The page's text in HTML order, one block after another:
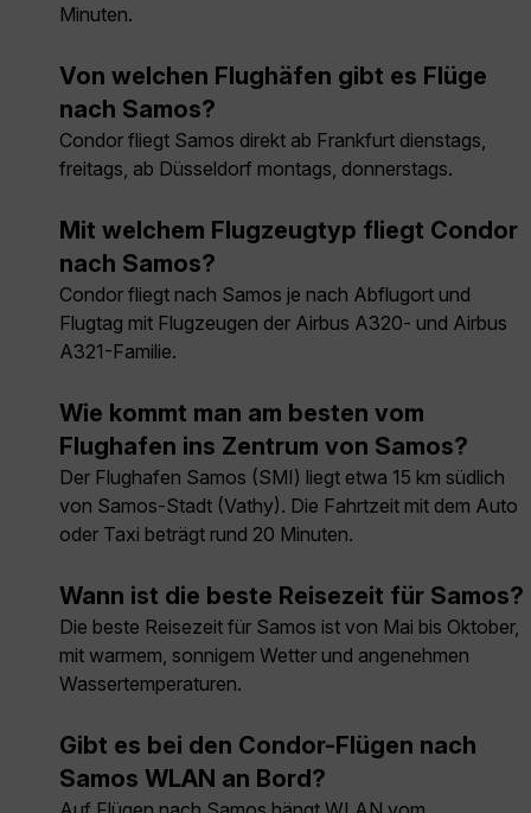
Minuten.
Von welchen Flughäfen gibt es Flüge
nach Samos?
Condor fliegt Samos direkt ab Frankfurt dienstags,
freitags, ab Düsseldorf montags, donnerstags.
Mit welchem Flugzeugtyp fliegt Condor
nach Samos?
Condor fliegt nach Samos je nach Abflugort und
Flugtag mit Flugzeugen der Airbus A320- und Airbus
A321-Familie.
Wie kommt man am besten vom
Flughafen ins Zentrum von Samos?
Der Flughafen Samos (SMI) liegt etwa 15 km südlich
von Samos-Stadt (Vathy). Die Fahrtzeit mit dem Auto
oder Taxi beträgt rund 20 Minuten.
Wann ist die beste Reisezeit für Samos?
Die beste Reisezeit für Samos ist von Mai bis Oktober,
mit warmem, sonnigem Wetter und angenehmen
Wassertemperaturen.
Gibt es bei den Condor-Flügen nach
Samos WLAN an Bord?